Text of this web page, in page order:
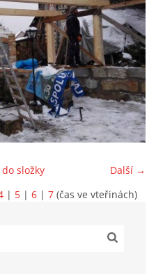
131
22. 9. 2023 Nahoru ↑
Další →
složky
| 5 | 6 | 7 (čas ve vteřinách)